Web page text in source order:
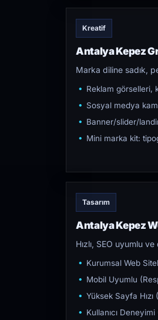
Kreatif
Antalya Kepez
Marka diline sadık,
Reklam görselleri,
Sosyal medya
Banner/slider/
Mini marka kit:
Tasarım
Antalya Kepez
Hızlı, SEO uyumlu
Kurumsal Web
Mobil Uyumlu
Yüksek Sayfa
Kullanıcı